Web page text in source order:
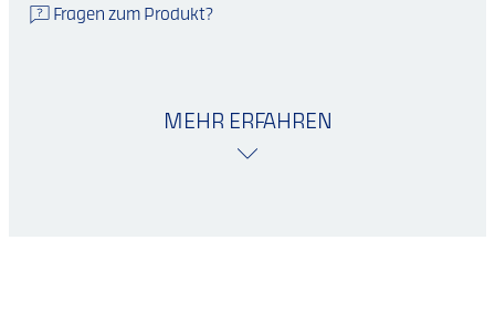
Fragen zum Produkt?
MEHR ERFAHREN